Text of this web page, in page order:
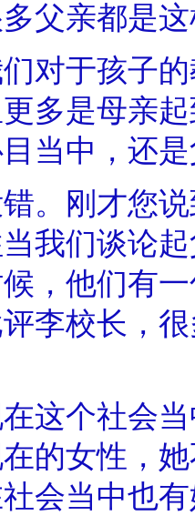
亲都是这
于孩子的
多是母亲
当中，还
刚才您说
我们谈论
，他们有
李校长，
个社会当
的女性，
会当中也